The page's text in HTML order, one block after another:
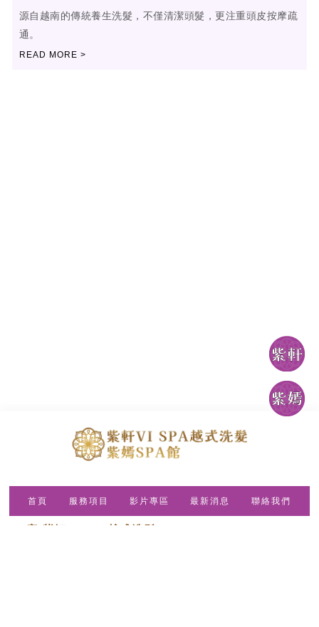
重頭皮按摩疏通。 - 台中越式洗頭｜西區越式洗
髮
源自越南的傳統養生洗髮，不僅清潔頭髮，更注重頭皮按摩疏
通。
首頁 服務項目 影片專區 最新消息 聯絡我們